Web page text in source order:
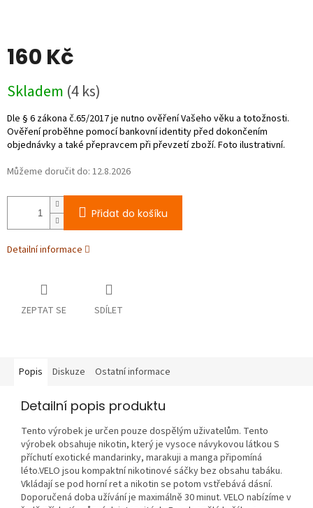
160 Kč
cena:
Skladem (4 ks)
Můžeme doručit do: 12.8.2026
Přidat do košíku
Detailní informace
ZEPTAT SE SDÍLET
Popis Diskuze Ostatní informace
Detailní popis produktu
Tento výrobek je určen pouze dospělým uživatelům. Tento
výrobek obsahuje nikotin, který je vysoce návykovou látkou S
příchutí exotické mandarinky, marakuji a manga připomíná
léto.VELO jsou kompaktní nikotinové sáčky bez obsahu tabáku.
Vkládají se pod horní ret a nikotin se potom vstřebává dásní.
Doporučená doba užívání je maximálně 30 minut. VELO nabízíme v